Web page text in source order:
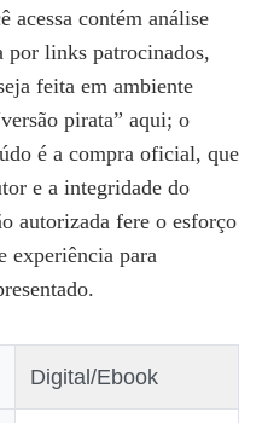
acessa contém análise
por links patrocinados,
feita em ambiente
pirata” aqui; o
é a compra oficial, que
e a integridade do
autorizada fere o esforço
experiência para
Digital/Ebook